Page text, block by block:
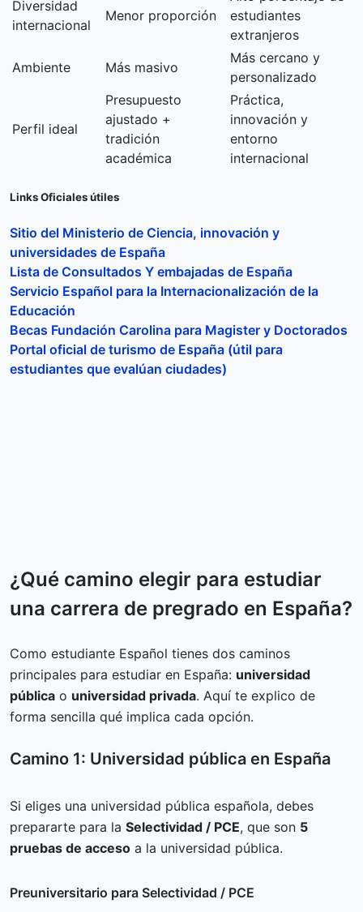
Diversidad
internacional
Menor proporción
estudiantes
extranjeros
Ambiente
Más masivo
Más cercano y
personalizado
Perfil ideal
Presupuesto
ajustado +
tradición
académica
Práctica,
innovación y
entorno
internacional
Links Oficiales útiles
Sitio del Ministerio de Ciencia, innovación y
universidades de España
Lista de Consultados Y embajadas de España
Servicio Español para la Internacionalización de la
Educación
Becas Fundación Carolina para Magister y Doctorados
Portal oficial de turismo de España (útil para
estudiantes que evalúan ciudades)
¿Qué camino elegir para estudiar
una carrera de pregrado en España?
Como estudiante Español tienes dos caminos
principales para estudiar en España: universidad
pública o universidad privada. Aquí te explico de
forma sencilla qué implica cada opción.
Camino 1: Universidad pública en España
Si eliges una universidad pública española, debes
prepararte para la Selectividad / PCE, que son 5
pruebas de acceso a la universidad pública.
Preuniversitario para Selectividad / PCE